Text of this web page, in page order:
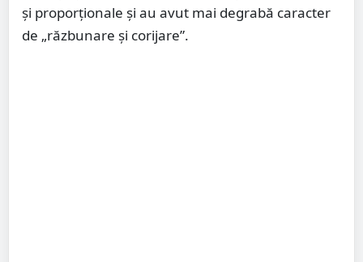
și proporționale și au avut mai degrabă caracter
de „răzbunare și corijare”.